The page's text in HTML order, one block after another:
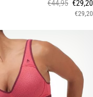
€44,95 €29,20
€29,20
S M L XL